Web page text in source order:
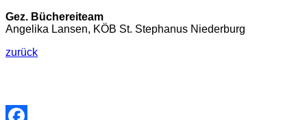
Gez. Büchereiteam
Angelika Lansen, KÖB St. Stephanus Niederburg
zurück